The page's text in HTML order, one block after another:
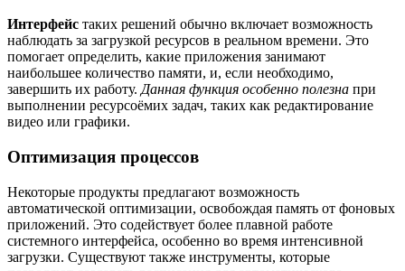
Интерфейс таких решений обычно включает возможность
наблюдать за загрузкой ресурсов в реальном времени. Это
помогает определить, какие приложения занимают
наибольшее количество памяти, и, если необходимо,
завершить их работу. Данная функция особенно полезна при
выполнении ресурсоёмих задач, таких как редактирование
видео или графики.
Оптимизация процессов
Некоторые продукты предлагают возможность
автоматической оптимизации, освобождая память от фоновых
приложений. Это содействует более плавной работе
системного интерфейса, особенно во время интенсивной
загрузки. Существуют также инструменты, которые